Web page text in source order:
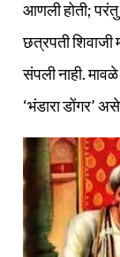
आणली होती; परंतु
छत्रपती शिवाजी
संपली नाही.
‘भंडारा डोंगर’